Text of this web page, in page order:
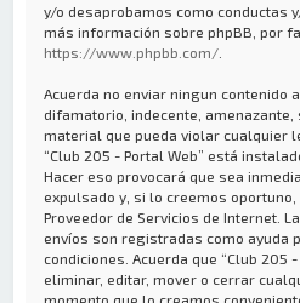
y/o desaprobamos como conductas
más información sobre phpBB, por
https://www.phpbb.com/
Acuerda no enviar ningun contenido
difamatorio, indecente,
material que pueda violar cualquier
“Club 205 - Portal Web” está
Hacer eso provocará que sea
expulsado y, si lo creemos
Proveedor de Servicios de Internet.
envíos son registradas como ayuda
condiciones. Acuerda que “Club 205
eliminar, editar, mover o cerrar
momento que lo creamos